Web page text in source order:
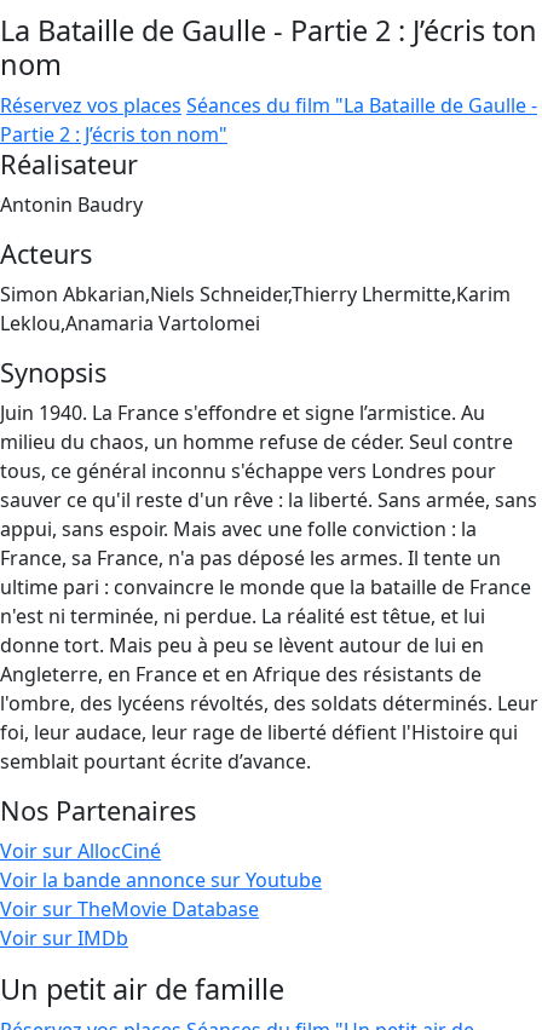
La Bataille de Gaulle - Partie 2 : J’écris ton
nom
Réservez vos places Séances du film "La Bataille de Gaulle -
Partie 2 : J’écris ton nom"
Réalisateur
Antonin Baudry
Acteurs
Simon Abkarian,Niels Schneider,Thierry Lhermitte,Karim
Leklou,Anamaria Vartolomei
Synopsis
Juin 1940. La France s'effondre et signe l’armistice. Au
milieu du chaos, un homme refuse de céder. Seul contre
tous, ce général inconnu s'échappe vers Londres pour
sauver ce qu'il reste d'un rêve : la liberté. Sans armée, sans
appui, sans espoir. Mais avec une folle conviction : la
France, sa France, n'a pas déposé les armes. Il tente un
ultime pari : convaincre le monde que la bataille de France
n'est ni terminée, ni perdue. La réalité est têtue, et lui
donne tort. Mais peu à peu se lèvent autour de lui en
Angleterre, en France et en Afrique des résistants de
l'ombre, des lycéens révoltés, des soldats déterminés. Leur
foi, leur audace, leur rage de liberté défient l'Histoire qui
semblait pourtant écrite d’avance.
Nos Partenaires
Voir sur AllocCiné
Voir la bande annonce sur Youtube
Voir sur TheMovie Database
Voir sur IMDb
Un petit air de famille